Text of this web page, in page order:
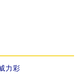
力彩